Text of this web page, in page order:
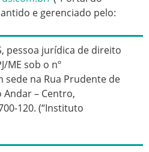
e gerenciado pelo:
pessoa jurídica de direito
ME sob o nº
sede na Rua Prudente de
Andar – Centro,
120. (“Instituto